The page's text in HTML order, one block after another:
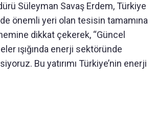
Süleyman Savaş Erdem, Türkiye
önemli yeri olan tesisin tamamına
dikkat çekerek, “Güncel
ışığında enerji sektöründe
Bu yatırımı Türkiye’nin enerji